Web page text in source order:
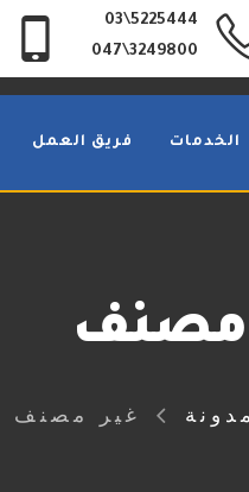
5225444\03
3249800\047
الخدمات فريق العمل
مصنف
غير مصنف